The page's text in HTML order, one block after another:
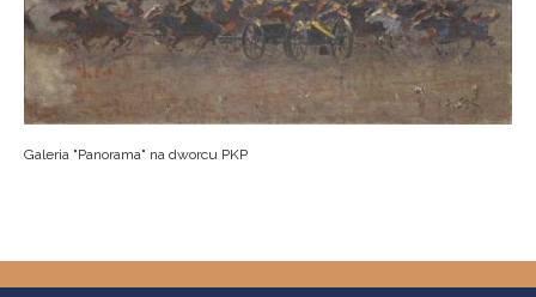
Galeria "Panorama" na dworcu PKP